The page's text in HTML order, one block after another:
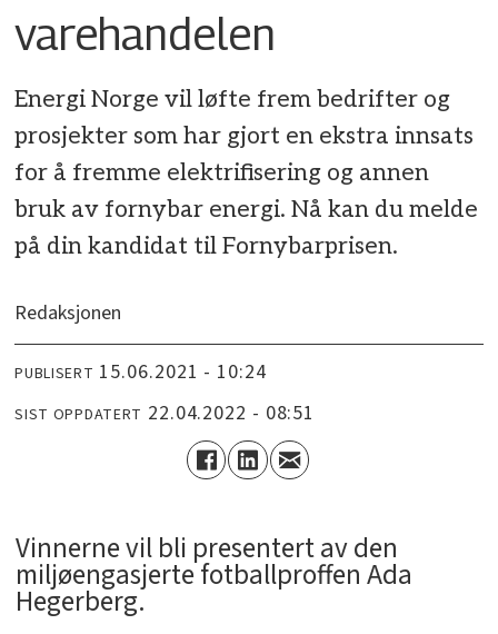
varehandelen
Energi Norge vil løfte frem bedrifter og
prosjekter som har gjort en ekstra innsats
for å fremme elektrifisering og annen
bruk av fornybar energi. Nå kan du melde
på din kandidat til Fornybarprisen.
Redaksjonen
PUBLISERT 15.06.2021 - 10:24
SIST OPPDATERT 22.04.2022 - 08:51
Vinnerne vil bli presentert av den
miljøengasjerte fotballproffen Ada
Hegerberg.